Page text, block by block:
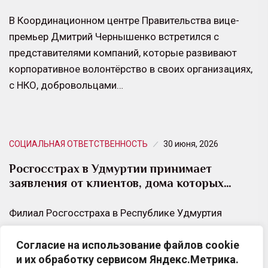
Согласие на использование файлов cookie
и их обработку сервисом Яндекс.Метрика.
В Координационном центре Правительства вице-
премьер Дмитрий Чернышенко встретился с
представителями компаний, которые развивают
корпоративное волонтёрство в своих организациях,
с НКО, добровольцами…
СОЦИАЛЬНАЯ ОТВЕТСТВЕННОСТЬ 30 июня, 2026
Росгосстрах в Удмуртии принимает
заявления от клиентов, дома которых…
Филиал Росгосстраха в Республике Удмуртия
принимает заявления от клиентов компании, дома и
имущество которых попало в зону подтопления
после обильных осадков,…